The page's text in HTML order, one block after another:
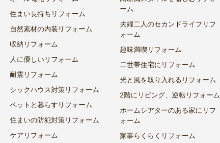
住まい長持ちリフォーム
自然素材の内装リフォーム
収納リフォーム
人に優しいリフォーム
耐震リフォーム
シックハウス対策リフォーム
ペットと暮らすリフォーム
住まいの防犯対策リフォーム
ケアリフォーム
ーム
夫婦二人のセカンドライフリフ
ォーム
趣味満喫リフォーム
二世帯住宅にリフォーム
光と風を取り入れるリフォーム
2階にリビング、逆転リフォーム
ホームシアターのある家にリフ
ォーム
家事らくらくリフォーム